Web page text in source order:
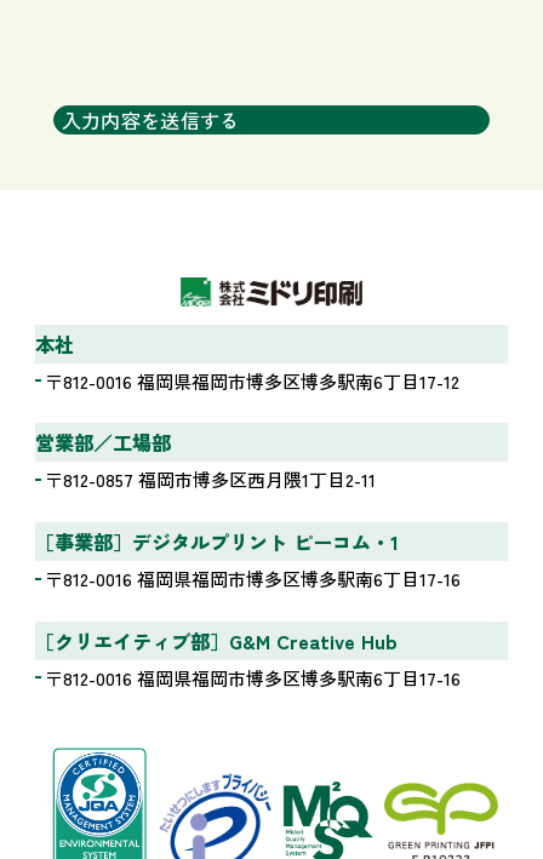
先
み、個人情報を利用させていただきます。
c. 個人情報の第三者への提供
当社は、お客様の同意を得ないで、お客様の個人
d. 個人情報の委託を行うことが予定される場合
当社において、商品の発送等を当社以外の業者等
に委託する場合がありますが、この場合は、信頼
のおける業者等を選択すると同時に、お客様の個
人情報が不適切に扱われないように契約を取り交
わします。
求め及び開示の結果、対象個人情報の内容が事
実でない場合の訂正、追加又は削除の求め、並
びに対象個人情報の利用の停止、消去又は第三
本社
〒812-0016 福岡県福岡市博多区博多駅南6丁目17-12
営業部／工場部
〒812-0857 福岡市博多区西月隈1丁目2-11
［事業部］デジタルプリント ピーコム・1
〒812-0016 福岡県福岡市博多区博多駅南6丁目17-16
［クリエイティブ部］G&M Creative Hub
〒812-0016 福岡県福岡市博多区博多駅南6丁目17-16